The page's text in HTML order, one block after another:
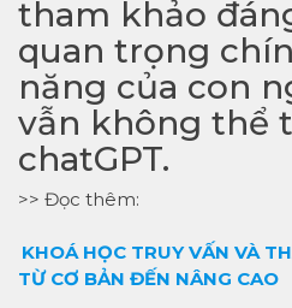
tham khảo
quan trọng
năng của con
vẫn không thể
chatGPT.
>> Đọc thêm:
KHOÁ HỌC TRUY VẤN VÀ
TỪ CƠ BẢN ĐẾN NÂNG CAO